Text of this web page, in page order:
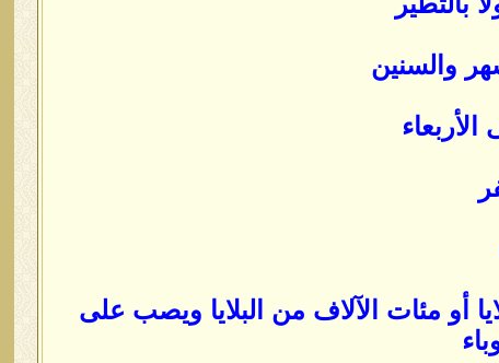
والسنين
أو مئات الآلاف من البلايا ويصب على